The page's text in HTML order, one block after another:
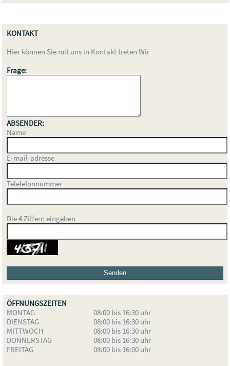
KONTAKT
Hier können Sie mit uns in Kontakt treten Wir
Frage:
ABSENDER:
Name
E-mail-adresse
Telelefonnummer
Die 4 Ziffern eingeben
ÖFFNUNGSZEITEN
MONTAG
08:00 bis 16:30 uhr
DIENSTAG
08:00 bis 16:30 uhr
MITTWOCH
08:00 bis 16:30 uhr
DONNERSTAG
08:00 bis 16:30 uhr
FREITAG
08:00 bis 16:00 uhr